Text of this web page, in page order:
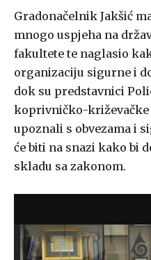
Gradonačelnik Jakšić
mnogo uspjeha na
fakultete te naglasio
organizaciju sigurne i
dok su predstavnici
koprivničko-
upoznali s obvezama i
će biti na snazi kako bi
skladu sa zakonom.